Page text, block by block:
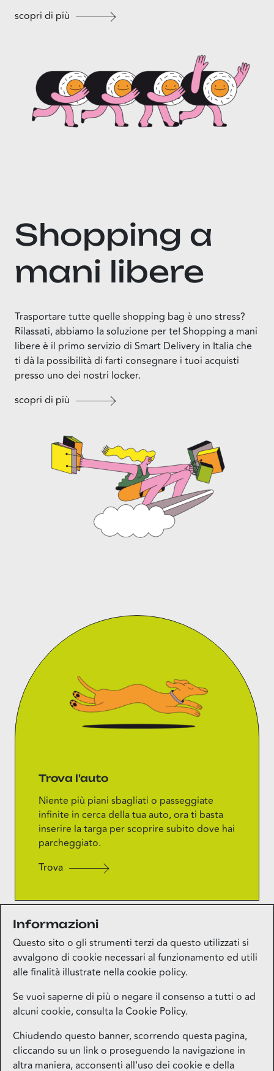
scopri di più
Shopping a
mani libere
Trasportare tutte quelle shopping bag è uno stress?
Rilassati, abbiamo la soluzione per te! Shopping a mani
libere è il primo servizio di Smart Delivery in Italia che
ti dà la possibilità di farti consegnare i tuoi acquisti
presso uno dei nostri locker.
scopri di più
Trova l'auto
Niente più piani sbagliati o passeggiate
infinite in cerca della tua auto, ora ti basta
inserire la targa per scoprire subito dove hai
parcheggiato.
Trova
Informazioni
Questo sito o gli strumenti terzi da questo utilizzati si
avvalgono di cookie necessari al funzionamento ed utili
alle finalità illustrate nella cookie policy.
Se vuoi saperne di più o negare il consenso a tutti o ad
alcuni cookie, consulta laCookie Policy.
Chiudendo questo banner, scorrendo questa pagina,
cliccando su un link o proseguendo la navigazione in
altra maniera, acconsenti all'uso dei cookie e della
Contatti